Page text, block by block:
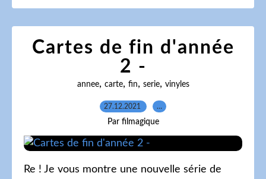
Cartes de fin d'année
2 -
annee, carte, fin, serie, vinyles
27.12.2021 …
Par filmagique
Re ! Je vous montre une nouvelle série de